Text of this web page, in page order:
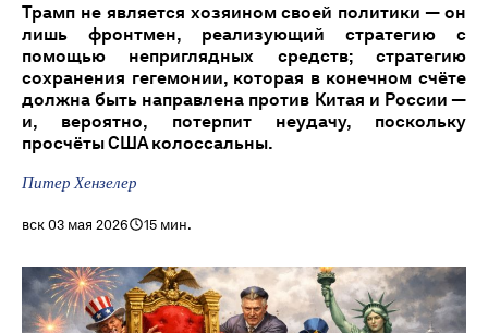
Трамп не является хозяином своей политики — он
лишь фронтмен, реализующий стратегию с
помощью неприглядных средств; стратегию
сохранения гегемонии, которая в конечном счёте
должна быть направлена против Китая и России —
и, вероятно, потерпит неудачу, поскольку
просчёты США колоссальны.
Питер Хензелер
вск 03 мая 2026 15 мин.